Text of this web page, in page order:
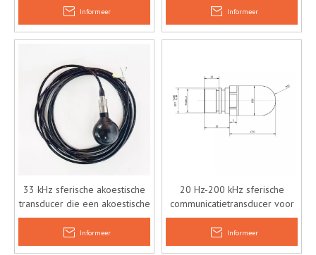
onder water
Informeer Informeer
33 kHz sferische akoestische
transducer die een akoestische
transducer verzendt
Informeer
20 Hz-200 kHz sferische
communicatietransducer voor
onderwatersonar
Informeer